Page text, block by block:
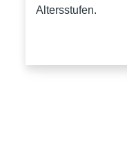
Altersstufen.